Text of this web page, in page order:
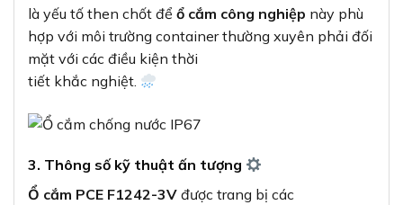
là yếu tố then chốt để ổ cắm công nghiệp này phù
hợp với môi trường container thường xuyên phải đối
mặt với các điều kiện thời
tiết khắc nghiệt.
3. Thông số kỹ thuật ấn tượng
Ổ cắm PCE F1242-3V được trang bị các